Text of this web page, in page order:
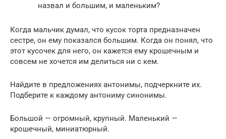
назвал и большим, и маленьким?
Когда мальчик думал, что кусок торта предназначен
сестре, он ему показался большим. Когда он понял, что
этот кусочек для него, он кажется ему крошечным и
совсем не хочется им делиться ни с кем.
Найдите в предложениях антонимы, подчеркните их.
Подберите к каждому антониму синонимы.
Большой — огромный, крупный. Маленький —
крошечный, миниатюрный.